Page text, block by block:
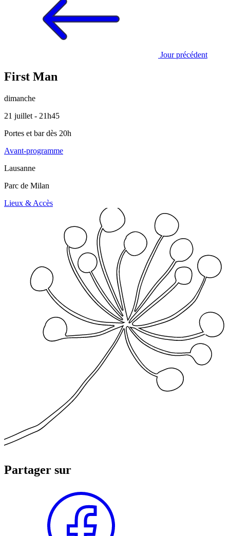
Jour précédent
First Man
dimanche
21 juillet - 21h45
Portes et bar dès 20h
Avant-programme
Lausanne
Parc de Milan
Lieux & Accès
Partager sur